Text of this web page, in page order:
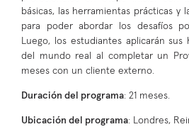
básicas, las herramientas prácticas y
para poder abordar los desafíos
Luego, los estudiantes aplicarán
del mundo real al completar un
meses con un cliente externo.
Duración del programa: 21 meses.
Ubicación del programa: Londres,